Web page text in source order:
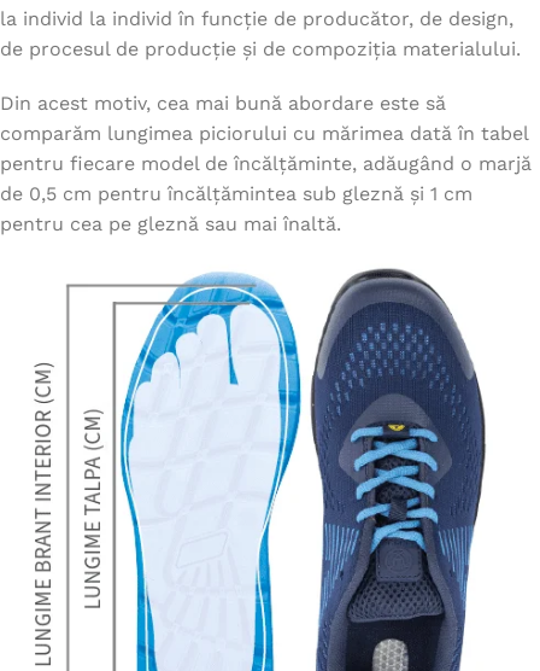
la individ la individ în funcție de producător, de design,
de procesul de producție și de compoziția materialului.
Din acest motiv, cea mai bună abordare este să
comparăm lungimea piciorului cu mărimea dată în tabel
pentru fiecare model de încălțăminte, adăugând o marjă
de 0,5 cm pentru încălțămintea sub gleznă și 1 cm
pentru cea pe gleznă sau mai înaltă.